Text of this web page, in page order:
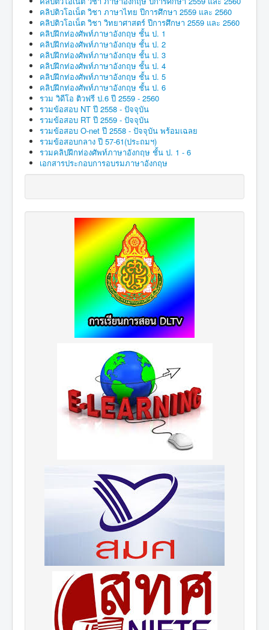
คลิปติวโอเน็ต วิชา ภาษาไทย ปีการศึกษา 2559 และ 2560
คลิปติวโอเน็ต วิชา วิทยาศาสตร์ ปีการศึกษา 2559 และ 2560
คลิปฝึกท่องศัพท์ภาษาอังกฤษ ชั้น ป. 1
คลิปฝึกท่องศัพท์ภาษาอังกฤษ ชั้น ป. 2
คลิปฝึกท่องศัพท์ภาษาอังกฤษ ชั้น ป. 3
คลิปฝึกท่องศัพท์ภาษาอังกฤษ ชั้น ป. 4
คลิปฝึกท่องศัพท์ภาษาอังกฤษ ชั้น ป. 5
คลิปฝึกท่องศัพท์ภาษาอังกฤษ ชั้น ป. 6
รวม วิดีโอ ติวฟรี ป.6 ปี 2559 - 2560
รวมข้อสอบ NT ปี 2558 - ปัจจุบัน
รวมข้อสอบ RT ปี 2559 - ปัจจุบัน
รวมข้อสอบ O-net ปี 2558 - ปัจจุบัน พร้อมเฉลย
รวมข้อสอบกลาง ปี 57-61(ประถมฯ)
รวมคลิปฝึกท่องศัพท์ภาษาอังกฤษ ชั้น ป. 1 - 6
เอกสารประกอบการอบรมภาษาอังกฤษ